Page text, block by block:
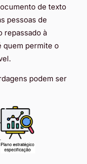
de texto
pessoas de
repassado à
quem permite o
podem ser